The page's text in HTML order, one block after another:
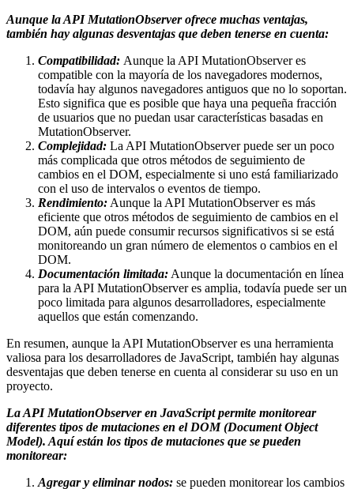
Aunque la API MutationObserver ofrece muchas ventajas,
también hay algunas desventajas que deben tenerse en cuenta:
Compatibilidad: Aunque la API MutationObserver es
compatible con la mayoría de los navegadores modernos,
todavía hay algunos navegadores antiguos que no lo soportan.
Esto significa que es posible que haya una pequeña fracción
de usuarios que no puedan usar características basadas en
MutationObserver.
Complejidad: La API MutationObserver puede ser un poco
más complicada que otros métodos de seguimiento de
cambios en el DOM, especialmente si uno está familiarizado
con el uso de intervalos o eventos de tiempo.
Rendimiento: Aunque la API MutationObserver es más
eficiente que otros métodos de seguimiento de cambios en el
DOM, aún puede consumir recursos significativos si se está
monitoreando un gran número de elementos o cambios en el
DOM.
Documentación limitada: Aunque la documentación en línea
para la API MutationObserver es amplia, todavía puede ser un
poco limitada para algunos desarrolladores, especialmente
aquellos que están comenzando.
En resumen, aunque la API MutationObserver es una herramienta
valiosa para los desarrolladores de JavaScript, también hay algunas
desventajas que deben tenerse en cuenta al considerar su uso en un
proyecto.
La API MutationObserver en JavaScript permite monitorear
diferentes tipos de mutaciones en el DOM (Document Object
Model). Aquí están los tipos de mutaciones que se pueden
monitorear:
Agregar y eliminar nodos: se pueden monitorear los cambios